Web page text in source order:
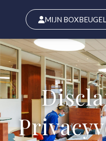
MIJN BOXBEUGEL